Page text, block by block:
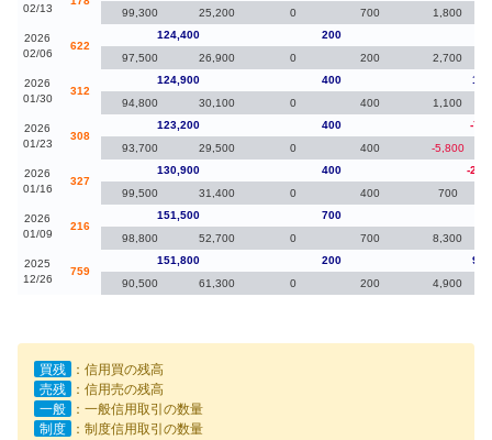
02/13
99,300
25,200 0 700 1,800
2026
02/06
622
124,400 200
97,500
26,900 0 200 2,700
2026
01/30
312
124,900 400
94,800
30,100 0 400 1,100
2026
01/23
308
123,200 400
-
93,700
29,500 0 400 -5,800
2026
01/16
327
130,900 400
-
99,500
31,400 0 400 700
2026
01/09
216
151,500 700
98,800
52,700 0 700 8,300
2025
12/26
759
151,800 200
90,500
61,300 0 200 4,900
買残
：信用買の残高
売残
：信用売の残高
一般
：一般信用取引の数量
制度
：制度信用取引の数量